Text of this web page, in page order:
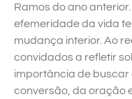
Ramos do ano
efemeridade da vida
mudança interior. Ao
convidados a refletir
importância de buscar
conversão, da oração